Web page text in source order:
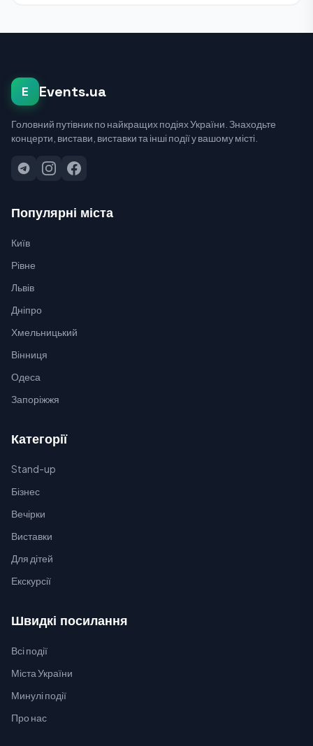
E Events.ua
Головний путівник по найкращих подіях України. Знаходьте
концерти, вистави, виставки та інші події у вашому місті.
Популярні міста
Київ
Рівне
Львів
Дніпро
Хмельницький
Вінниця
Одеса
Запоріжжя
Категорії
Stand-up
Бізнес
Вечірки
Виставки
Для дітей
Екскурсії
Швидкі посилання
Всі події
Міста України
Минулі події
Про нас